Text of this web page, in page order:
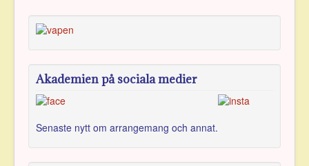
Akademien på sociala medier
Senaste nytt om arran­gemang och annat.